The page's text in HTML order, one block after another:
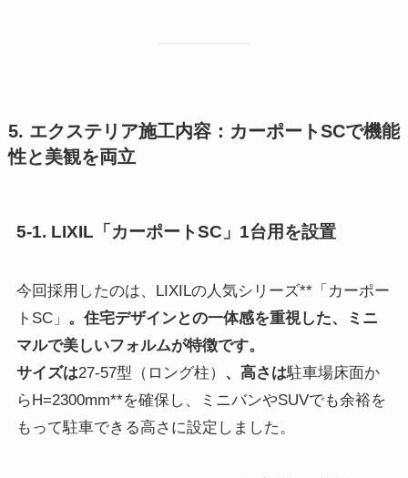
5. エクステリア施工内容：カーポートSCで機能
性と美観を両立
5-1. LIXIL「カーポートSC」1台用を設置
今回採用したのは、LIXILの人気シリーズ**「カーポー
トSC」 。住宅デザインとの一体感を重視した、ミニ
マルで美しいフォルムが特徴です。
サイズは27-57型（ロング柱） 、高さは駐車場床面か
らH=2300mm**を確保し、ミニバンやSUVでも余裕を
もって駐車できる高さに設定しました。